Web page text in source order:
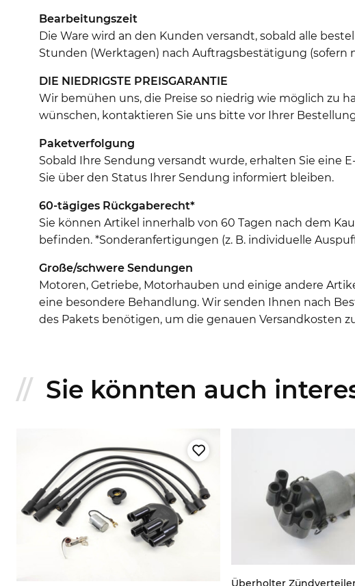
Bearbeitungszeit
Die Ware wird an den Kunden versandt, sobald alle
Stunden (Werktagen) nach Auftragsbestätigung (sofern
DIE NIEDRIGSTE PREISGARANTIE
Wir bemühen uns, die Preise so niedrig wie möglich zu
wünschen, kontaktieren Sie uns bitte vor Ihrer
Paketverfolgung
Sobald Ihre Sendung versandt wurde, erhalten Sie
Sie über den Status Ihrer Sendung informiert bleiben.
60-tägiges Rückgaberecht*
Sie können Artikel innerhalb von 60 Tagen nach dem
befinden. *Sonderanfertigungen (z. B. individuelle
Große/schwere Sendungen
Motoren, Getriebe, Motorhauben und einige andere
eine besondere Behandlung. Wir senden Ihnen nach
des Pakets benötigen, um die genauen Versandkosten
Sie könnten auch
Überholter Zündverteiler